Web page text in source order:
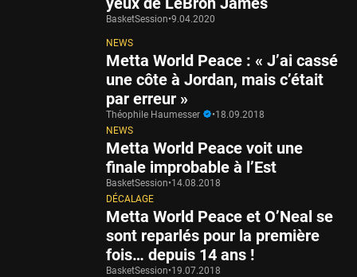
BasketSession•9.04.2020
NEWS
Metta World Peace : « J’ai cassé
une côte à Jordan, mais c’était
par erreur »
Théophile Haumesser •18.09.2018
NEWS
Metta World Peace voit une
finale improbable à l’Est
BasketSession•14.08.2018
DÉCALAGE
Metta World Peace et O’Neal se
sont reparlés pour la première
fois… depuis 14 ans !
BasketSession•19.07.2018